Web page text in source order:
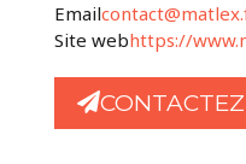
Email
Site webhttps://